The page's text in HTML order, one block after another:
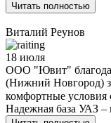
Читать полностью
Виталий Реунов
18 июля
ООО "Ювит"
(Нижний Новгород)
комфортные
Надежная база УАЗ –